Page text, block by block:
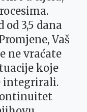
3,5 dana
Vaš
ne vraćate
koje
integrirali.